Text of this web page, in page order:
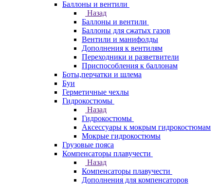
Баллоны и вентили
Назад
Баллоны и вентили
Баллоны для сжатых газов
Вентили и манифолды
Дополнения к вентилям
Переходники и разветвители
Приспособления к баллонам
Боты,перчатки и шлема
Буи
Герметичные чехлы
Гидрокостюмы
Назад
Гидрокостюмы
Аксессуары к мокрым гидрокостюмам
Мокрые гидрокостюмы
Грузовые пояса
Компенсаторы плавучести
Назад
Компенсаторы плавучести
Дополнения для компенсаторов